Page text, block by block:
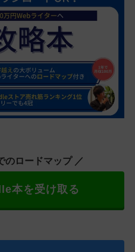
のロードマップ ／
本を受け取る